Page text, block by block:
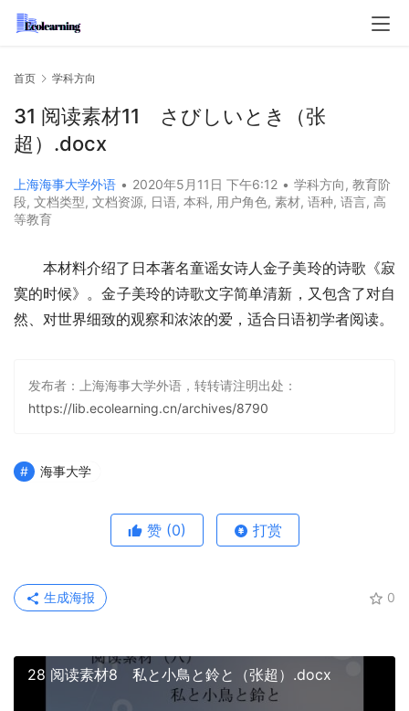
首页 学科方向
31 阅读素材11 さびしいとき（张
超）.docx
上海海事大学外语 • 2020年5月11日 下午6:12 • 学科方向, 教育阶
段, 文档类型, 文档资源, 日语, 本科, 用户角色, 素材, 语种, 语言, 高
等教育
本材料介绍了日本著名童谣女诗人金子美玲的诗歌《寂
寞的时候》。金子美玲的诗歌文字简单清新，又包含了对自
然、对世界细致的观察和浓浓的爱，适合日语初学者阅读。
发布者：上海海事大学外语，转转请注明出处：
https://lib.ecolearning.cn/archives/8790
海事大学
赞 (0) 打赏
0
生成海报
28 阅读素材8 私と小鳥と鈴と（张超）.docx